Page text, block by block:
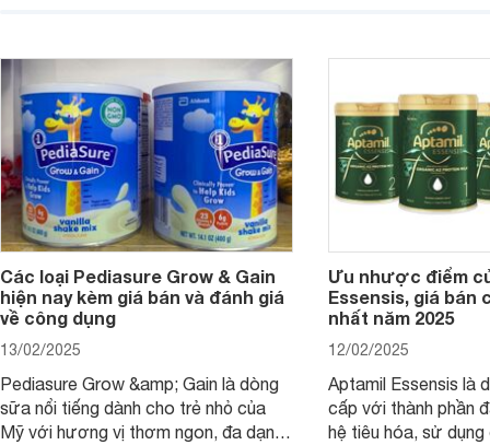
dưỡng có gì đặc biệt? Giá sữa
Meadow Fresh trên thị trường hiện
nay ra sao? Hãy cùng tìm hiểu ngay.
hơn so với các
4 yếu tố sau.
Các loại Pediasure Grow & Gain
hiện nay kèm giá bán và đánh giá
về công dụng
13/02/2025
Pediasure Grow &amp; Gain là dòng
sữa nổi tiếng dành cho trẻ nhỏ của
Mỹ với hương vị thơm ngon, đa dạng
Ưu nhược điểm
Essensis, giá bán
nhất năm 2025
12/02/2025
Aptamil Essensis là
cấp với thành phần
hệ tiêu hóa, sử